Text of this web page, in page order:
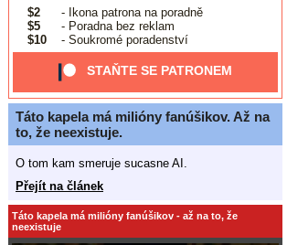
$2
- Ikona patrona na poradně
$5
- Poradna bez reklam
$10
- Soukromé poradenství
STAŇTE SE PATRONEM
Táto kapela má milióny fanúšikov. Až na
to, že neexistuje.
O tom kam smeruje sucasne AI.
Přejít na článek
Táto kapela má milióny fanúšikov - až na to, že
neexistuje